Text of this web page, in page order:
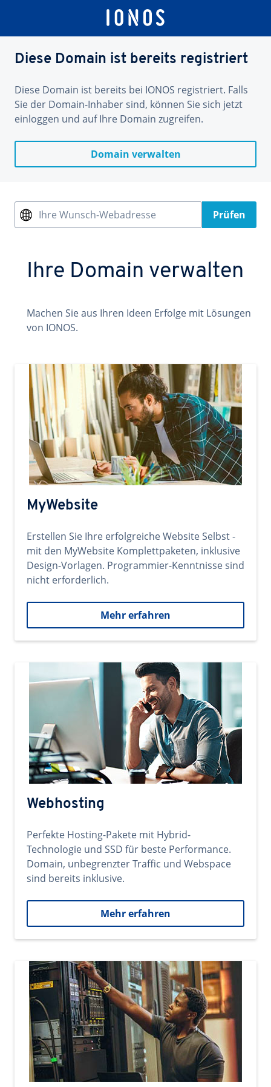
Diese Domain ist bereits registriert
Diese Domain ist bereits bei IONOS registriert. Falls
Sie der Domain-Inhaber sind, können Sie sich jetzt
einloggen und auf Ihre Domain zugreifen.
Domain verwalten
Ihre Wunsch-Webadresse Prüfen
Ihre Domain verwalten
Machen Sie aus Ihren Ideen Erfolge mit Lösungen
von IONOS.
MyWebsite
Erstellen Sie Ihre erfolgreiche Website Selbst -
mit den MyWebsite Komplettpaketen, inklusive
Design-Vorlagen. Programmier-Kenntnisse sind
nicht erforderlich.
Mehr erfahren
Webhosting
Perfekte Hosting-Pakete mit Hybrid-
Technologie und SSD für beste Performance.
Domain, unbegrenzter Traffic und Webspace
sind bereits inklusive.
Mehr erfahren